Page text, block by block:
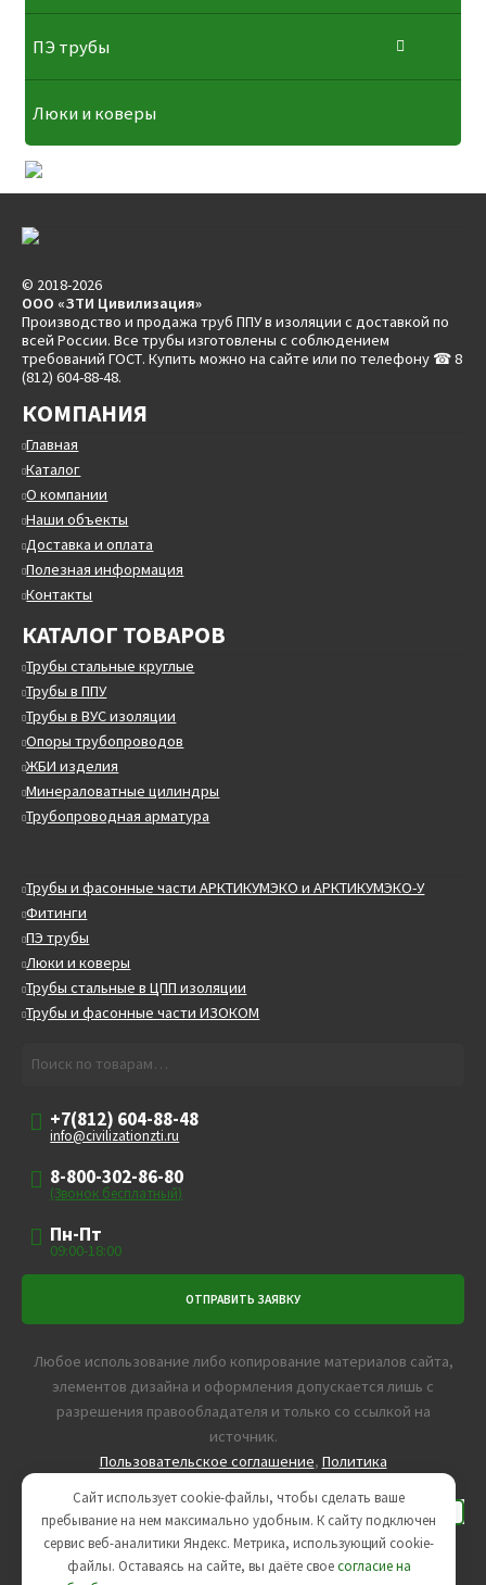
ПЭ трубы
Люки и коверы
© 2018-2026
ООО «ЗТИ Цивилизация»
Производство и продажа труб ППУ в изоляции с доставкой по
всей России. Все трубы изготовлены с соблюдением
требований ГОСТ. Купить можно на сайте или по телефону ☎ 8
(812) 604-88-48.
КОМПАНИЯ
Главная
Каталог
О компании
Наши объекты
Доставка и оплата
Полезная информация
Контакты
КАТАЛОГ ТОВАРОВ
Трубы стальные круглые
Трубы в ППУ
Трубы в ВУС изоляции
Опоры трубопроводов
ЖБИ изделия
Минераловатные цилиндры
Трубопроводная арматура
Трубы и фасонные части АРКТИКУМЭКО и АРКТИКУМЭКО-У
Фитинги
ПЭ трубы
Люки и коверы
Трубы стальные в ЦПП изоляции
Трубы и фасонные части ИЗОКОМ
+7(812) 604-88-48
info@civilizationzti.ru
8-800-302-86-80
(Звонок бесплатный)
Пн-Пт
09:00-18:00
Любое использование либо копирование материалов сайта,
элементов дизайна и оформления допускается лишь с
разрешения правообладателя и только со ссылкой на
источник.
Пользовательское соглашение, Политика
конфиденциальности
Агентство интернет-маркетинга - SeoУслуга
Сайт использует cookie-файлы, чтобы сделать ваше
пребывание на нем максимально удобным. К cайту подключен
сервис веб-аналитики Яндекс. Метрика, использующий cookie-
файлы. Оставаясь на сайте, вы даёте своесогласие на